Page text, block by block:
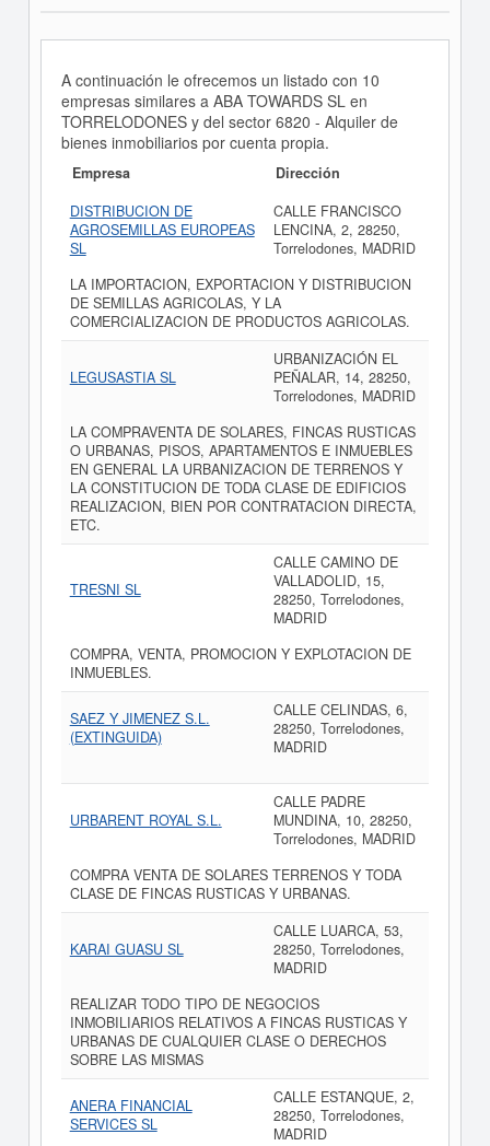
A continuación le ofrecemos un listado con 10
empresas similares a ABA TOWARDS SL en
TORRELODONES y del sector 6820 - Alquiler de
bienes inmobiliarios por cuenta propia.
Empresa
Dirección
DISTRIBUCION DE
AGROSEMILLAS EUROPEAS
SL
CALLE FRANCISCO
LENCINA, 2, 28250,
Torrelodones, MADRID
LA IMPORTACION, EXPORTACION Y DISTRIBUCION
DE SEMILLAS AGRICOLAS, Y LA
COMERCIALIZACION DE PRODUCTOS AGRICOLAS.
LEGUSASTIA SL
URBANIZACIÓN EL
PEÑALAR, 14, 28250,
Torrelodones, MADRID
LA COMPRAVENTA DE SOLARES, FINCAS RUSTICAS
O URBANAS, PISOS, APARTAMENTOS E INMUEBLES
EN GENERAL LA URBANIZACION DE TERRENOS Y
LA CONSTITUCION DE TODA CLASE DE EDIFICIOS
REALIZACION, BIEN POR CONTRATACION DIRECTA,
ETC.
TRESNI SL
CALLE CAMINO DE
VALLADOLID, 15,
28250, Torrelodones,
MADRID
COMPRA, VENTA, PROMOCION Y EXPLOTACION DE
INMUEBLES.
SAEZ Y JIMENEZ S.L.
(EXTINGUIDA)
CALLE CELINDAS, 6,
28250, Torrelodones,
MADRID
URBARENT ROYAL S.L.
CALLE PADRE
MUNDINA, 10, 28250,
Torrelodones, MADRID
COMPRA VENTA DE SOLARES TERRENOS Y TODA
CLASE DE FINCAS RUSTICAS Y URBANAS.
KARAI GUASU SL
CALLE LUARCA, 53,
28250, Torrelodones,
MADRID
REALIZAR TODO TIPO DE NEGOCIOS
INMOBILIARIOS RELATIVOS A FINCAS RUSTICAS Y
URBANAS DE CUALQUIER CLASE O DERECHOS
SOBRE LAS MISMAS
ANERA FINANCIAL
SERVICES SL
CALLE ESTANQUE, 2,
28250, Torrelodones,
MADRID